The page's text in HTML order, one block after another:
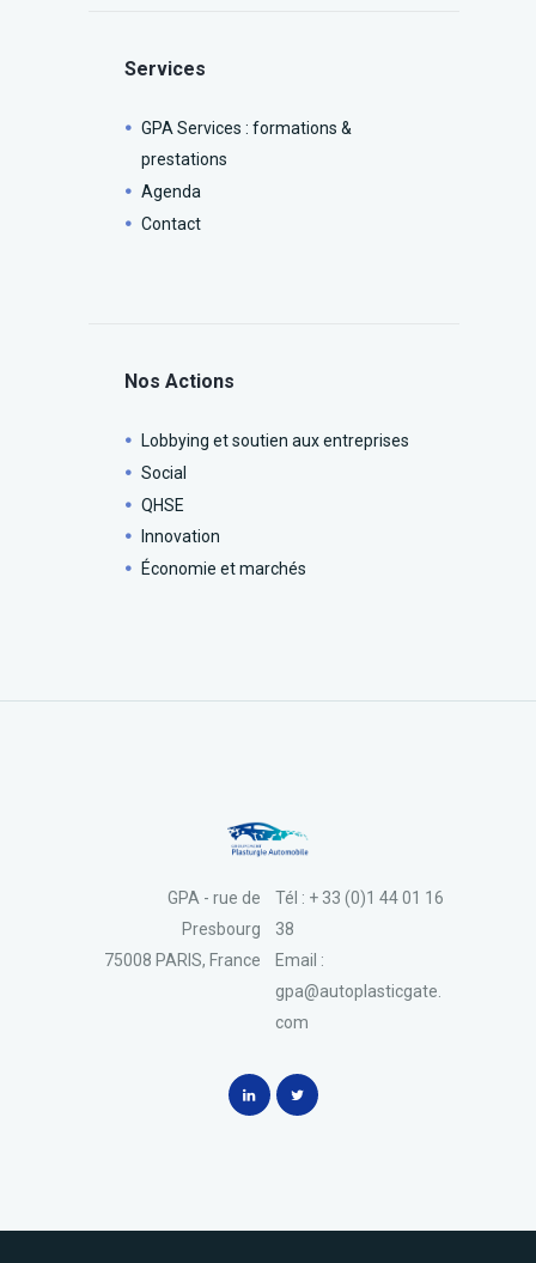
Services
GPA Services : formations &
prestations
Agenda
Contact
Nos Actions
Lobbying et soutien aux entreprises
Social
QHSE
Innovation
Économie et marchés
Tél : + 33 (0)1 44 01 16
38
Email :
gpa@autoplasticgate.
com
GPA - rue de
Presbourg
75008 PARIS, France